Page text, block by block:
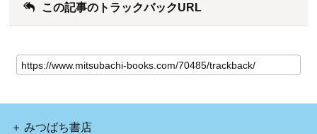
この記事のトラックバックURL
みつばち書店